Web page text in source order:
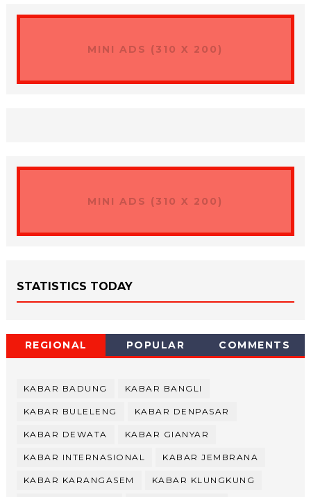
MINI ADS (310 X 200)
MINI ADS (310 X 200)
STATISTICS TODAY
REGIONAL POPULAR COMMENTS
KABAR BADUNG KABAR BANGLI
KABAR BULELENG KABAR DENPASAR
KABAR DEWATA KABAR GIANYAR
KABAR INTERNASIONAL KABAR JEMBRANA
KABAR KARANGASEM KABAR KLUNGKUNG